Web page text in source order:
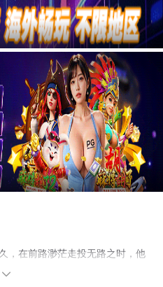
，在前路渺茫走投无路之时，他
